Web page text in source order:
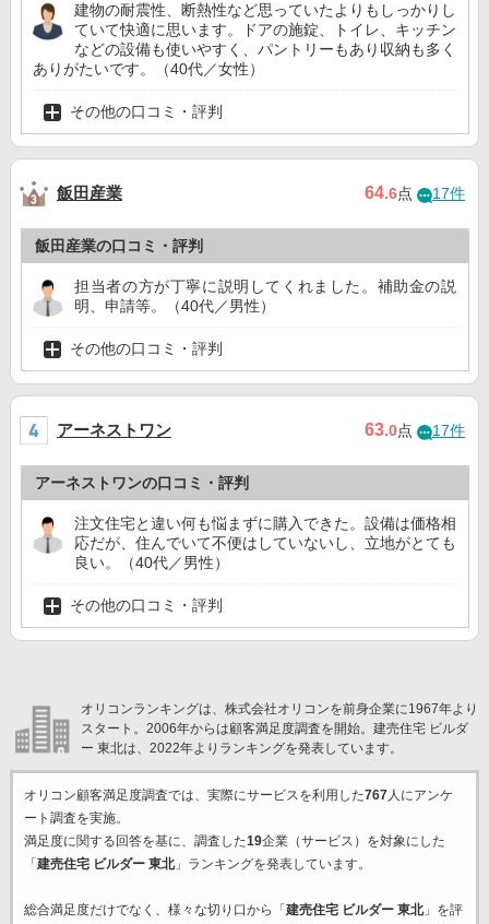
建物の耐震性、断熱性など思っていたよりもしっかりし
ていて快適に思います。ドアの施錠、トイレ、キッチン
などの設備も使いやすく、パントリーもあり収納も多く
ありがたいです。（40代／女性）
その他の口コミ・評判
飯田産業 64.6点 17件
飯田産業の口コミ・評判
担当者の方が丁寧に説明してくれました。補助金の説
明、申請等。（40代／男性）
その他の口コミ・評判
アーネストワン 63.0点 17件
アーネストワンの口コミ・評判
注文住宅と違い何も悩まずに購入できた。設備は価格相
応だが、住んでいて不便はしていないし、立地がとても
良い。（40代／男性）
その他の口コミ・評判
オリコンランキングは、株式会社オリコンを前身企業に1967年より
スタート。2006年からは顧客満足度調査を開始。建売住宅 ビルダ
ー 東北は、2022年よりランキングを発表しています。
オリコン顧客満足度調査では、実際にサービスを利用した767人にアンケ
ート調査を実施。
満足度に関する回答を基に、調査した19企業（サービス）を対象にした
「 建売住宅 ビルダー 東北」ランキングを発表しています。
総合満足度だけでなく、様々な切り口から「 建売住宅 ビルダー 東北」を評